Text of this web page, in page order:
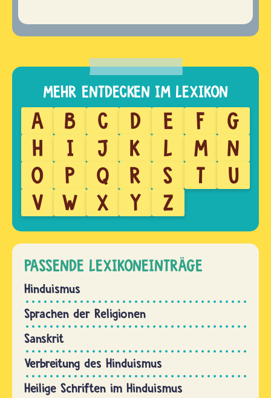
A B C D E F
G
H
I J K L M
N
O
P Q R S T
U
V
W X Y Z
PASSENDE LEXIKONEINTRÄGE
Hinduismus
Sprachen der Religionen
Sanskrit
Verbreitung des Hinduismus
Heilige Schriften im Hinduismus